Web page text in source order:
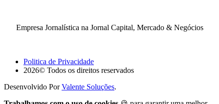
Empresa Jornalística na Jornal Capital, Mercado & Negócios
Politica de Privacidade
2026© Todos os direitos reservados
Desenvolvido PorValente Soluções.